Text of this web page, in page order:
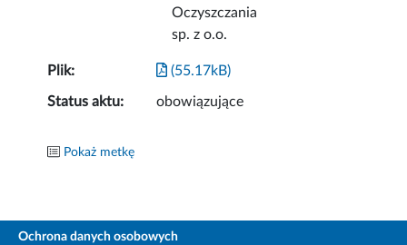
Oczyszczania
sp. z o.o.
Plik: (55.17kB)
Status aktu: obowiązujące
Pokaż metkę
Ochrona danych osobowych